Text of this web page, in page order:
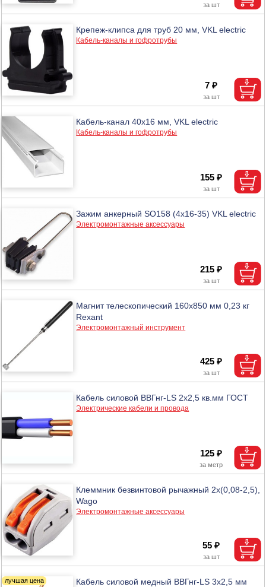
Крепеж-клипса для труб 20 мм, VKL electric
Кабель-каналы и гофротрубы
7 ₽
Кабель-канал 40х16 мм, VKL electric
Кабель-каналы и гофротрубы
155 ₽
Зажим анкерный SO158 (4х16-35) VKL electric
Электромонтажные аксессуары
215 ₽
Магнит телескопический 160х850 мм 0,23 кг
Rexant
Электромонтажный инструмент
425 ₽
Кабель силовой ВВГнг-LS 2х2,5 кв.мм ГОСТ
Электрические кабели и провода
125 ₽
Клеммник безвинтовой рычажный 2х(0,08-2,5),
Wago
Электромонтажные аксессуары
55 ₽
Кабель силовой медный ВВГнг-LS 3х2,5 мм